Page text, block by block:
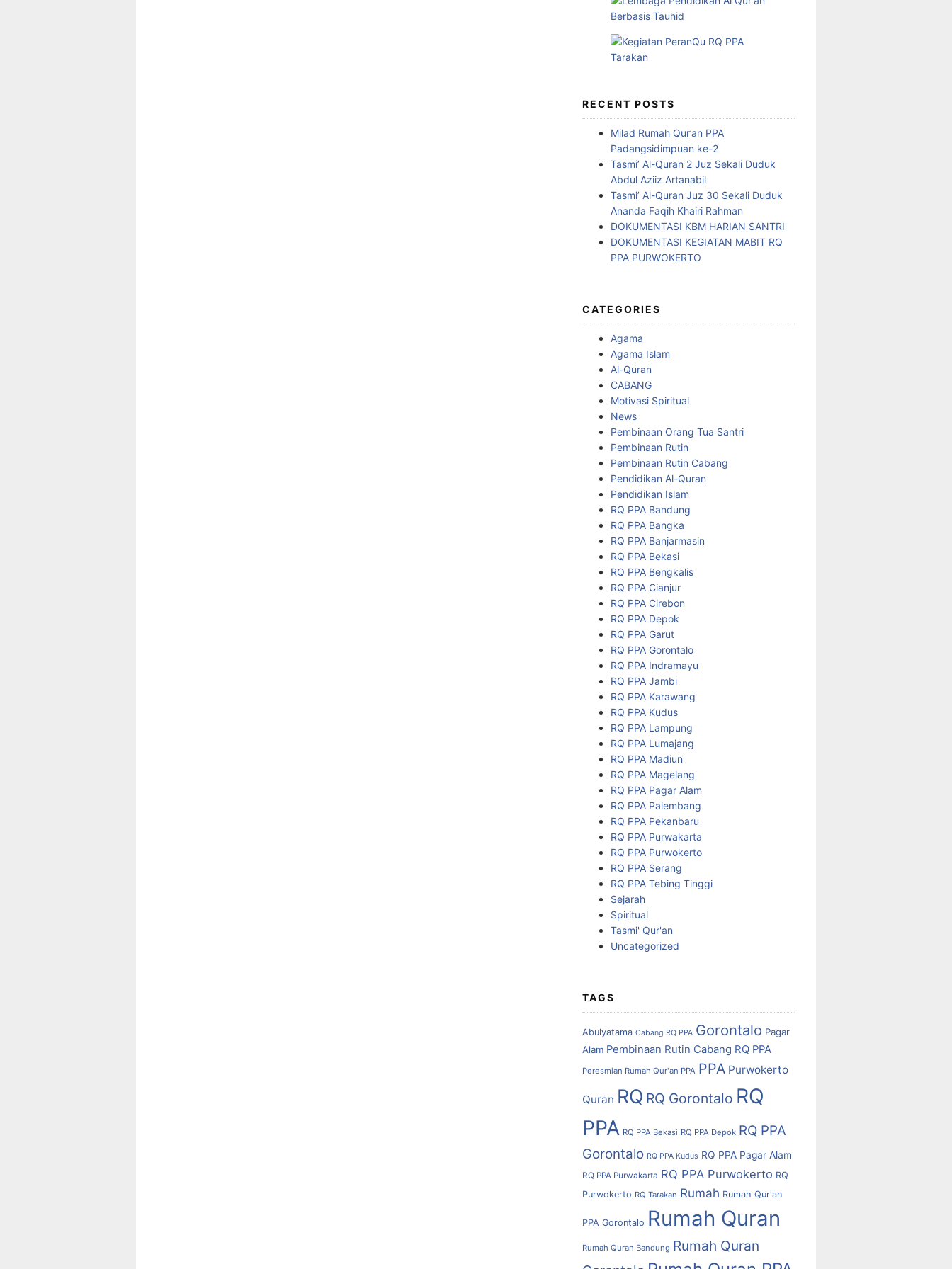
RECENT POSTS
Milad Rumah Qur’an PPA
Padangsidimpuan ke-2
Tasmi’ Al-Quran 2 Juz Sekali Duduk
Abdul Aziiz Artanabil
Tasmi’ Al-Quran Juz 30 Sekali Duduk
Ananda Faqih Khairi Rahman
DOKUMENTASI KBM HARIAN SANTRI
DOKUMENTASI KEGIATAN MABIT RQ
PPA PURWOKERTO
CATEGORIES
Agama
Agama Islam
Al-Quran
CABANG
Motivasi Spiritual
News
Pembinaan Orang Tua Santri
Pembinaan Rutin
Pembinaan Rutin Cabang
Pendidikan Al-Quran
Pendidikan Islam
RQ PPA Bandung
RQ PPA Bangka
RQ PPA Banjarmasin
RQ PPA Bekasi
RQ PPA Bengkalis
RQ PPA Cianjur
RQ PPA Cirebon
RQ PPA Depok
RQ PPA Garut
RQ PPA Gorontalo
RQ PPA Indramayu
RQ PPA Jambi
RQ PPA Karawang
RQ PPA Kudus
RQ PPA Lampung
RQ PPA Lumajang
RQ PPA Madiun
RQ PPA Magelang
RQ PPA Pagar Alam
RQ PPA Palembang
RQ PPA Pekanbaru
RQ PPA Purwakarta
RQ PPA Purwokerto
RQ PPA Serang
RQ PPA Tebing Tinggi
Sejarah
Spiritual
Tasmi' Qur'an
Uncategorized
TAGS
Abulyatama Cabang RQ PPA Gorontalo Pagar
Alam Pembinaan Rutin Cabang RQ PPA
Peresmian Rumah Qur'an PPA PPA Purwokerto
Quran RQ RQ Gorontalo RQ
PPA RQ PPA Bekasi RQ PPA Depok RQ PPA
Gorontalo RQ PPA Kudus RQ PPA Pagar Alam
RQ PPA Purwakarta RQ PPA Purwokerto RQ
Purwokerto RQ Tarakan Rumah Rumah Qur'an
PPA Gorontalo Rumah Quran
Rumah Quran Bandung Rumah Quran